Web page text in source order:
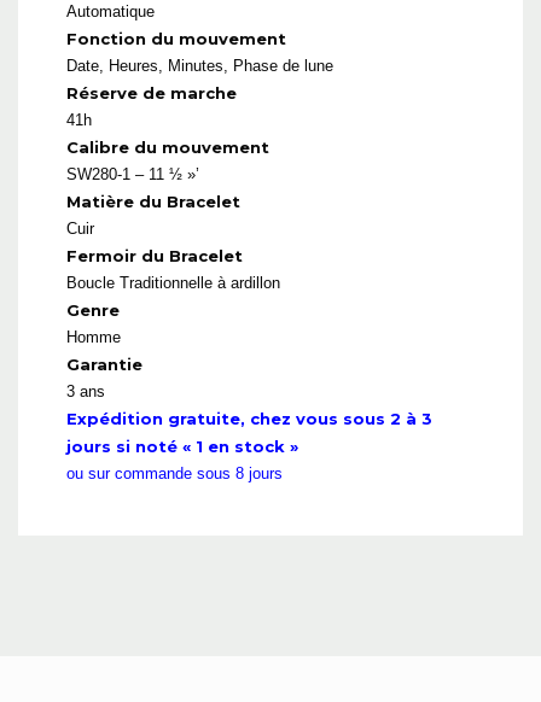
Automatique
Fonction du mouvement
Date, Heures, Minutes, Phase de lune
Réserve de marche
41h
Calibre du mouvement
SW280-1 – 11 ½ »’
Matière du Bracelet
Cuir
Fermoir du Bracelet
Boucle Traditionnelle à ardillon
Genre
Homme
Garantie
3 ans
Expédition gratuite, chez vous sous 2 à 3
jours si noté « 1 en stock »
ou sur commande sous 8 jours